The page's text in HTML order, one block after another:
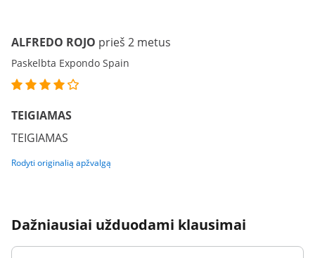
ALFREDO ROJO prieš 2 metus
Paskelbta Expondo Spain
TEIGIAMAS
TEIGIAMAS
Rodyti originalią apžvalgą
Dažniausiai užduodami klausimai